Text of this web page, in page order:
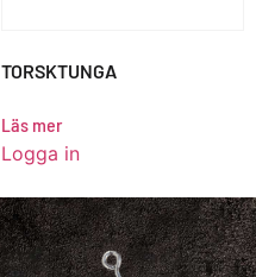
TORSKTUNGA
Läs mer
Logga in